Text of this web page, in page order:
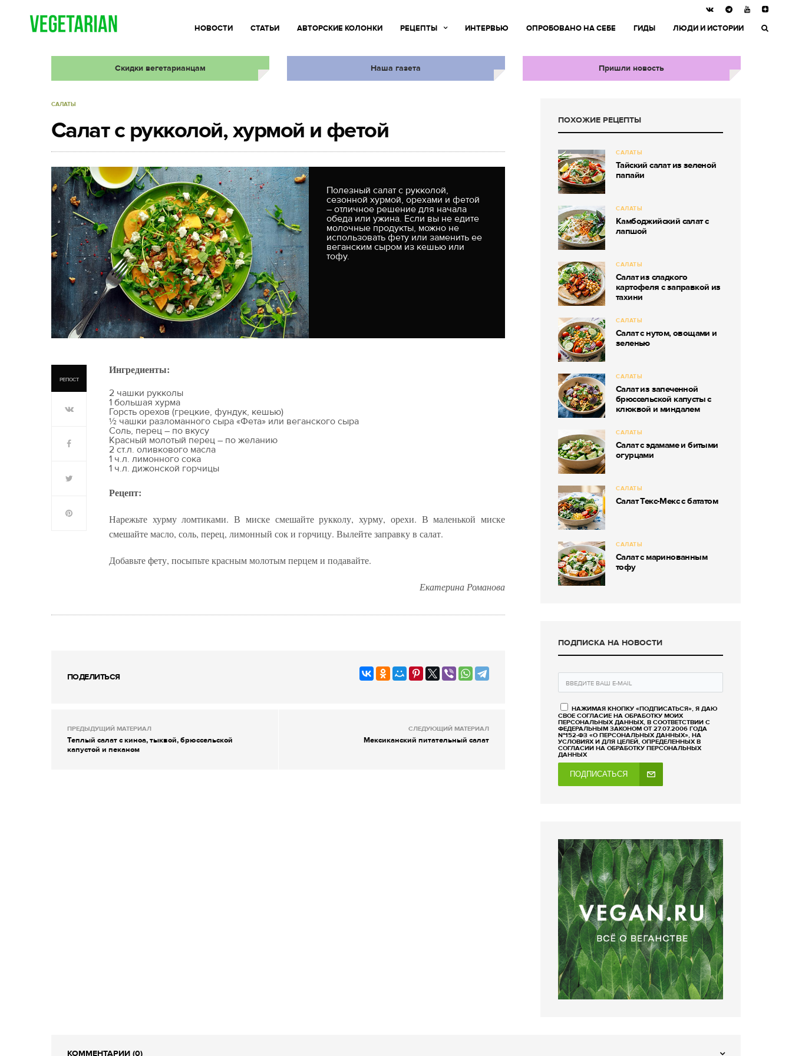
НОВОСТИ СТАТЬИ АВТОРСКИЕ КОЛОНКИ РЕЦЕПТЫ ИНТЕРВЬЮ ОПРОБОВАНО НА СЕБЕ ГИДЫ ЛЮДИ И ИСТОРИИ
Скидки вегетарианцам Наша газета Пришли новость
САЛАТЫ
Салат с рукколой, хурмой и фетой
Полезный салат с рукколой,
сезонной хурмой, орехами и фетой
– отличное решение для начала
обеда или ужина. Если вы не едите
молочные продукты, можно не
использовать фету или заменить ее
веганским сыром из кешью или
тофу.
РЕПОСТ
Ингредиенты:
2 чашки рукколы
1 большая хурма
Горсть орехов (грецкие, фундук, кешью)
½ чашки разломанного сыра «Фета» или веганского сыра
Соль, перец – по вкусу
Красный молотый перец – по желанию
2 ст.л. оливкового масла
1 ч.л. лимонного сока
1 ч.л. дижонской горчицы
Рецепт:
Нарежьте хурму ломтиками. В миске смешайте рукколу, хурму, орехи. В маленькой миске
смешайте масло, соль, перец, лимонный сок и горчицу. Вылейте заправку в салат.
Добавьте фету, посыпьте красным молотым перцем и подавайте.
Екатерина Романова
ПОДЕЛИТЬСЯ
ПРЕДЫДУЩИЙ МАТЕРИАЛ
Теплый салат с киноа, тыквой, брюссельской
капустой и пеканом
СЛЕДУЮЩИЙ МАТЕРИАЛ
Мексиканский питательный салат
ПОХОЖИЕ РЕЦЕПТЫ
САЛАТЫ
Тайский салат из зеленой
папайи
САЛАТЫ
Камбоджийский салат с
лапшой
САЛАТЫ
Салат из сладкого
картофеля с заправкой из
тахини
САЛАТЫ
Салат с нутом, овощами и
зеленью
САЛАТЫ
Салат из запеченной
брюссельской капусты с
клюквой и миндалем
САЛАТЫ
Салат с эдамаме и битыми
огурцами
САЛАТЫ
Салат Текс-Мекс с бататом
САЛАТЫ
Салат с маринованным
тофу
ПОДПИСКА НА НОВОСТИ
НАЖИМАЯ КНОПКУ «ПОДПИСАТЬСЯ», Я ДАЮ
СВОЕ СОГЛАСИЕ НА ОБРАБОТКУ МОИХ
ПЕРСОНАЛЬНЫХ ДАННЫХ, В СООТВЕТСТВИИ С
ФЕДЕРАЛЬНЫМ ЗАКОНОМ ОТ 27.07.2006 ГОДА
№152-ФЗ «О ПЕРСОНАЛЬНЫХ ДАННЫХ», НА
УСЛОВИЯХ И ДЛЯ ЦЕЛЕЙ, ОПРЕДЕЛЕННЫХ В
СОГЛАСИИ НА ОБРАБОТКУ ПЕРСОНАЛЬНЫХ
ДАННЫХ
ПОДПИСАТЬСЯ
КОММЕНТАРИИ (0)